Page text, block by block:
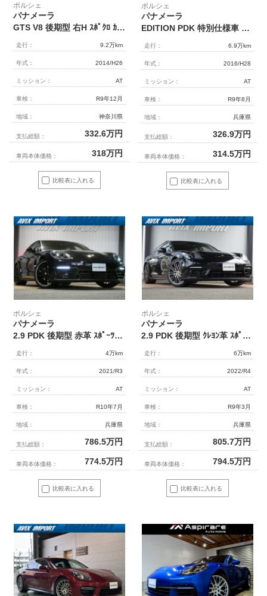
比較表に入れる
ポルシェ
パナメーラ
GTS V8 後期型 右H ｽﾎﾟｸﾛ ｶﾞﾗｽSR ｸﾘｰﾑ革 ｼｰﾄﾋｰﾀｰ&ﾍﾞﾝﾁﾚｰﾀｰ 4ｿﾞｰﾝAC 18wayﾊﾟﾜｰｼｰﾄ ｶｰﾎﾞﾝｲﾝﾃﾘｱ 純正ﾅﾋﾞ BOSE 全周ｶﾒﾗ＆PAS ACC&LCA&LDW LEDﾍｯﾄﾞﾗｲﾄ(PDLS+付) ｴﾝﾄﾘｰD ｿﾌﾄｸﾛｰｽﾞD 赤ﾒｰﾀｰ PASMｴｱｻｽ ｽﾎﾟｴｸﾞ 赤ｷｬﾘﾊﾟｰ 純正20AW
走行： 9.2万km
年式： 2014/H26
ミッション： AT
車検： R9年12月
地域： 神奈川県
支払総額： 332.6万円
車両本体価格： 318万円
比較表に入れる
ポルシェ
パナメーラ
EDITION PDK 特別仕様車 後期型 ﾍﾞｰｼﾞｭ革 ｴﾝﾄﾘｰ&ﾄﾞﾗｲﾌﾞｸﾙｺﾝ PASM ﾊﾞｲｷｾﾉﾝHL 8WAY 社外ﾌﾛｰﾃｨﾝｸﾞﾅﾋﾞ地ﾃﾞｼﾞ ｼｰﾄﾋｰﾀｰ ﾍﾞﾝﾁﾚｰｼｮﾝ 360°ｶﾒﾗ 電動ﾘｱｹﾞｰﾄ BOSEｻｳﾝﾄﾞ RS20AW 4人乗 禁煙 正規D車
走行： 6.9万km
年式： 2016/H28
ミッション： AT
車検： R9年8月
地域： 兵庫県
支払総額： 326.9万円
車両本体価格： 314.5万円
比較表に入れる
ポルシェ
パナメーラ
2.9 PDK 後期型 赤革 ｽﾎﾟｰﾂｸﾛﾉPKG ACC ｴﾝﾄﾘｰD ﾏﾄﾘｯｸｽLEDﾍｯﾄﾞﾗｲﾄ(PDLS+) PASMｴｱｻｽ ｼｰﾄﾋｰﾀｰ LCA LKA PCMﾅﾋﾞ AppleCarPlay 360°ｶﾒﾗ ｱﾝﾋﾞｴﾝﾄﾗｲﾄ ｿﾌﾄｸﾛｰｽﾞﾄﾞｱ BOSEｻｳﾝﾄﾞ 4ｿﾞｰﾝAC 純正21AW 4人乗 禁煙 右H 1ｵﾅ 正規D車
走行： 4万km
年式： 2021/R3
ミッション： AT
車検： R10年7月
地域： 兵庫県
支払総額： 786.5万円
車両本体価格： 774.5万円
比較表に入れる
ポルシェ
パナメーラ
2.9 PDK 後期型 ｸﾚﾖﾝ革 ｽﾎﾟｰﾂｸﾛﾉPKG ﾊﾟﾉﾗﾏ ACC ｴﾝﾄﾘｰD LEDﾍｯﾄﾞﾗｲﾄ PASMｴｱｻｽ ｼｰﾄﾋｰﾀｰ LCA LKA PCMﾅﾋﾞ AppleCarPlay 360°ｶﾒﾗ HUD ｱﾝﾋﾞｴﾝﾄﾗｲﾄ ｿﾌﾄｸﾛｰｽﾞﾄﾞｱ 純正21AW 4人乗 禁煙 右H 正規D車
走行： 6万km
年式： 2022/R4
ミッション： AT
車検： R9年3月
地域： 兵庫県
支払総額： 805.7万円
車両本体価格： 794.5万円